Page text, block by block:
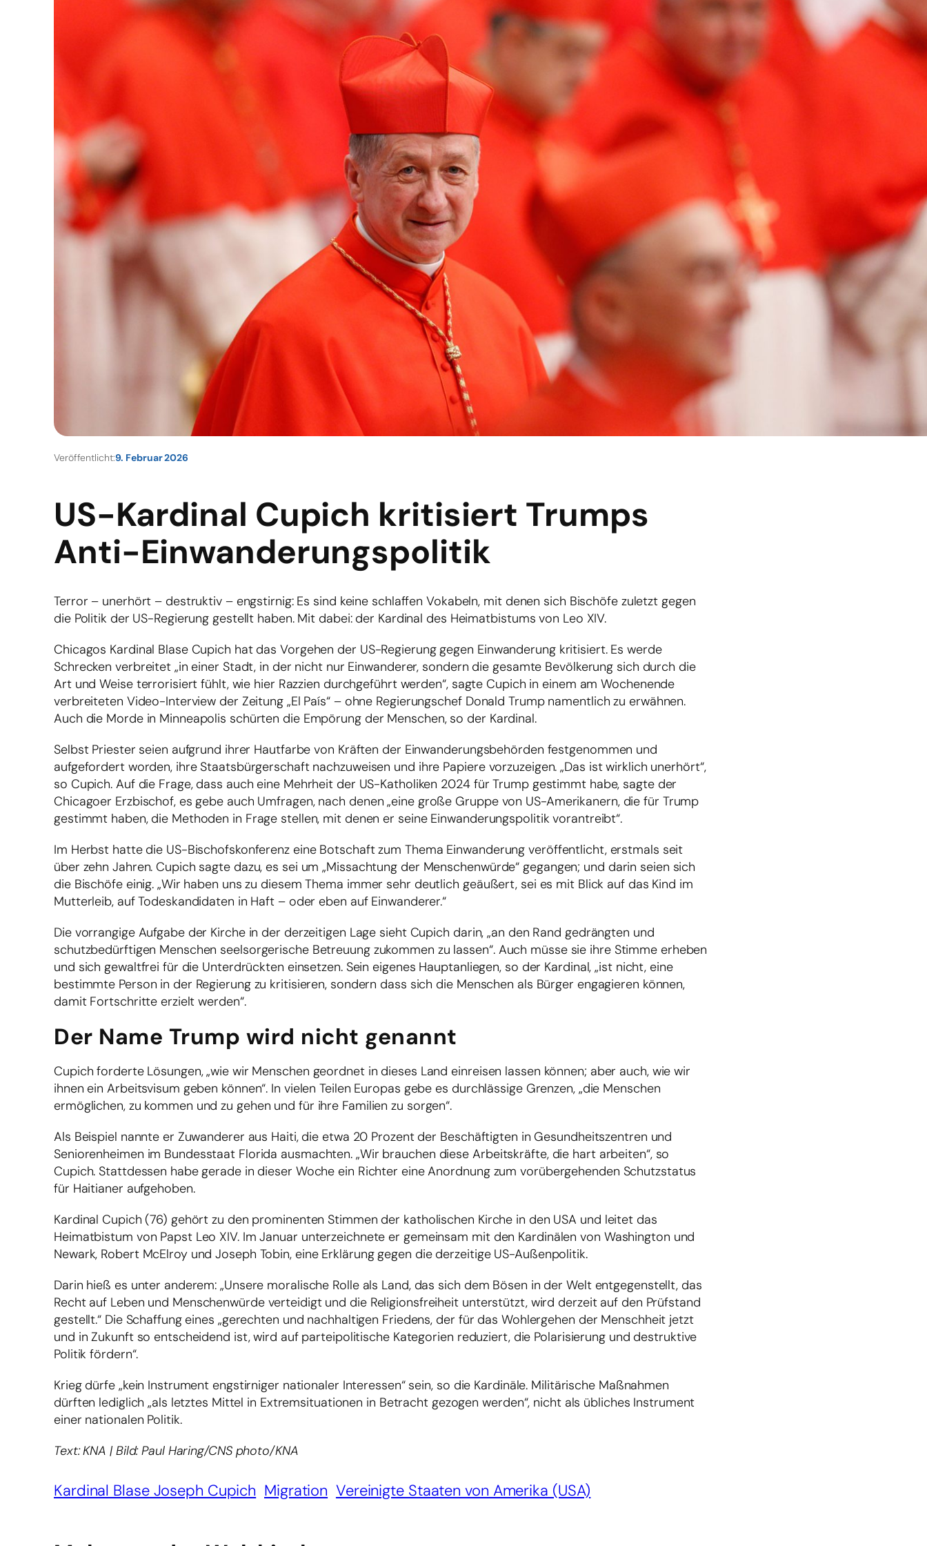
Veröffentlicht:9. Februar 2026
US-Kardinal Cupich kritisiert Trumps
Anti-Einwanderungspolitik
Terror – unerhört – destruktiv – engstirnig: Es sind keine schlaffen Vokabeln, mit denen sich Bischöfe zuletzt gegen
die Politik der US-Regierung gestellt haben. Mit dabei: der Kardinal des Heimatbistums von Leo XIV.
Chicagos Kardinal Blase Cupich hat das Vorgehen der US-Regierung gegen Einwanderung kritisiert. Es werde
Schrecken verbreitet „in einer Stadt, in der nicht nur Einwanderer, sondern die gesamte Bevölkerung sich durch die
Art und Weise terrorisiert fühlt, wie hier Razzien durchgeführt werden“, sagte Cupich in einem am Wochenende
verbreiteten Video-Interview der Zeitung „El País“ – ohne Regierungschef Donald Trump namentlich zu erwähnen.
Auch die Morde in Minneapolis schürten die Empörung der Menschen, so der Kardinal.
Selbst Priester seien aufgrund ihrer Hautfarbe von Kräften der Einwanderungsbehörden festgenommen und
aufgefordert worden, ihre Staatsbürgerschaft nachzuweisen und ihre Papiere vorzuzeigen. „Das ist wirklich unerhört“,
so Cupich. Auf die Frage, dass auch eine Mehrheit der US-Katholiken 2024 für Trump gestimmt habe, sagte der
Chicagoer Erzbischof, es gebe auch Umfragen, nach denen „eine große Gruppe von US-Amerikanern, die für Trump
gestimmt haben, die Methoden in Frage stellen, mit denen er seine Einwanderungspolitik vorantreibt“.
Im Herbst hatte die US-Bischofskonferenz eine Botschaft zum Thema Einwanderung veröffentlicht, erstmals seit
über zehn Jahren. Cupich sagte dazu, es sei um „Missachtung der Menschenwürde“ gegangen; und darin seien sich
die Bischöfe einig. „Wir haben uns zu diesem Thema immer sehr deutlich geäußert, sei es mit Blick auf das Kind im
Mutterleib, auf Todeskandidaten in Haft – oder eben auf Einwanderer.“
Die vorrangige Aufgabe der Kirche in der derzeitigen Lage sieht Cupich darin, „an den Rand gedrängten und
schutzbedürftigen Menschen seelsorgerische Betreuung zukommen zu lassen“. Auch müsse sie ihre Stimme erheben
und sich gewaltfrei für die Unterdrückten einsetzen. Sein eigenes Hauptanliegen, so der Kardinal, „ist nicht, eine
bestimmte Person in der Regierung zu kritisieren, sondern dass sich die Menschen als Bürger engagieren können,
damit Fortschritte erzielt werden“.
Der Name Trump wird nicht genannt
Cupich forderte Lösungen, „wie wir Menschen geordnet in dieses Land einreisen lassen können; aber auch, wie wir
ihnen ein Arbeitsvisum geben können“. In vielen Teilen Europas gebe es durchlässige Grenzen, „die Menschen
ermöglichen, zu kommen und zu gehen und für ihre Familien zu sorgen“.
Als Beispiel nannte er Zuwanderer aus Haiti, die etwa 20 Prozent der Beschäftigten in Gesundheitszentren und
Seniorenheimen im Bundesstaat Florida ausmachten. „Wir brauchen diese Arbeitskräfte, die hart arbeiten“, so
Cupich. Stattdessen habe gerade in dieser Woche ein Richter eine Anordnung zum vorübergehenden Schutzstatus
für Haitianer aufgehoben.
Kardinal Cupich (76) gehört zu den prominenten Stimmen der katholischen Kirche in den USA und leitet das
Heimatbistum von Papst Leo XIV. Im Januar unterzeichnete er gemeinsam mit den Kardinälen von Washington und
Newark, Robert McElroy und Joseph Tobin, eine Erklärung gegen die derzeitige US-Außenpolitik.
Darin hieß es unter anderem: „Unsere moralische Rolle als Land, das sich dem Bösen in der Welt entgegenstellt, das
Recht auf Leben und Menschenwürde verteidigt und die Religionsfreiheit unterstützt, wird derzeit auf den Prüfstand
gestellt.“ Die Schaffung eines „gerechten und nachhaltigen Friedens, der für das Wohlergehen der Menschheit jetzt
und in Zukunft so entscheidend ist, wird auf parteipolitische Kategorien reduziert, die Polarisierung und destruktive
Politik fördern“.
Krieg dürfe „kein Instrument engstirniger nationaler Interessen“ sein, so die Kardinäle. Militärische Maßnahmen
dürften lediglich „als letztes Mittel in Extremsituationen in Betracht gezogen werden“, nicht als übliches Instrument
einer nationalen Politik.
Text: KNA | Bild: Paul Haring/CNS photo/KNA
Kardinal Blase Joseph Cupich Migration Vereinigte Staaten von Amerika (USA)